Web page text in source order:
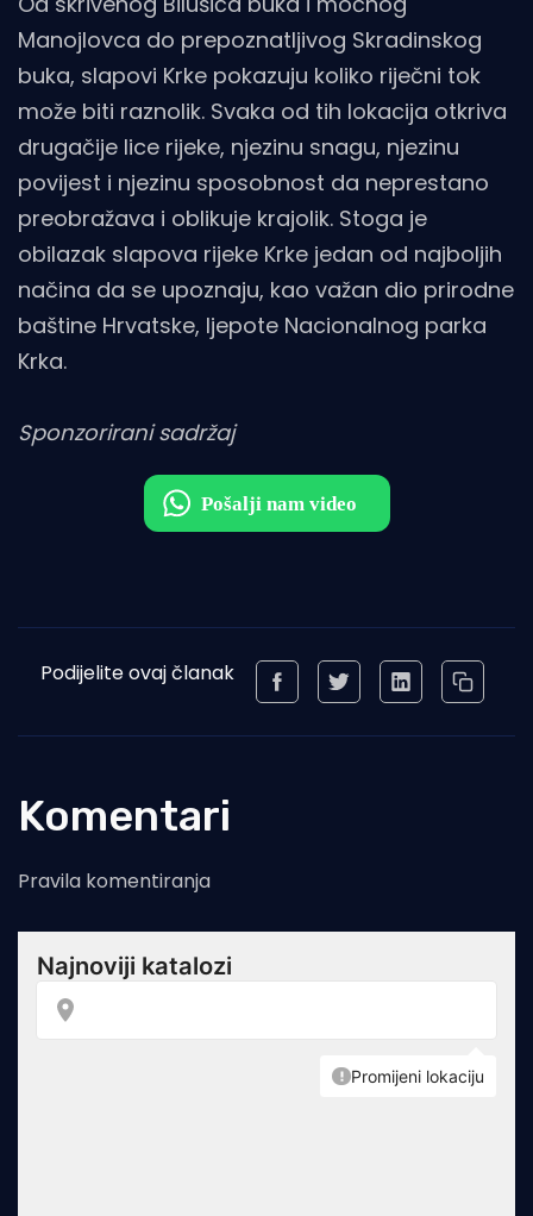
Manojlovca do prepoznatljivog Skradinskog
buka, slapovi Krke pokazuju koliko riječni tok
može biti raznolik. Svaka od tih lokacija otkriva
drugačije lice rijeke, njezinu snagu, njezinu
povijest i njezinu sposobnost da neprestano
preobražava i oblikuje krajolik. Stoga je
obilazak slapova rijeke Krke jedan od najboljih
načina da se upoznaju, kao važan dio prirodne
baštine Hrvatske, ljepote Nacionalnog parka
Krka.
Sponzorirani sadržaj
Podijelite ovaj članak
Komentari
Pravila komentiranja